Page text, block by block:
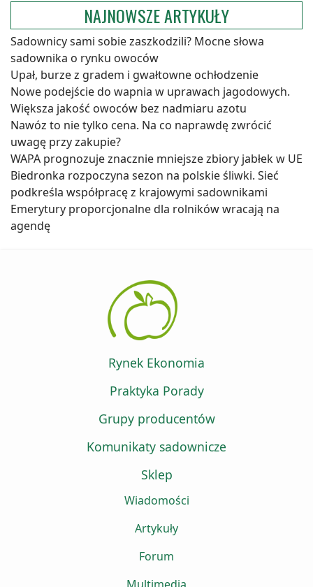
NAJNOWSZE ARTYKUŁY
Sadownicy sami sobie zaszkodzili? Mocne słowa
sadownika o rynku owoców
Upał, burze z gradem i gwałtowne ochłodzenie
Nowe podejście do wapnia w uprawach jagodowych.
Większa jakość owoców bez nadmiaru azotu
Nawóz to nie tylko cena. Na co naprawdę zwrócić
uwagę przy zakupie?
WAPA prognozuje znacznie mniejsze zbiory jabłek w UE
Biedronka rozpoczyna sezon na polskie śliwki. Sieć
podkreśla współpracę z krajowymi sadownikami
Emerytury proporcjonalne dla rolników wracają na
agendę
Rynek Ekonomia
Praktyka Porady
Grupy producentów
Komunikaty sadownicze
Sklep
Wiadomości
Artykuły
Forum